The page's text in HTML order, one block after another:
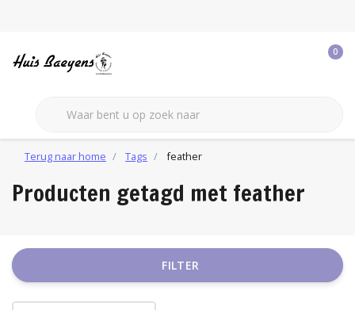
0
Terug naar home Tags feather
Producten getagd met feather
FILTER